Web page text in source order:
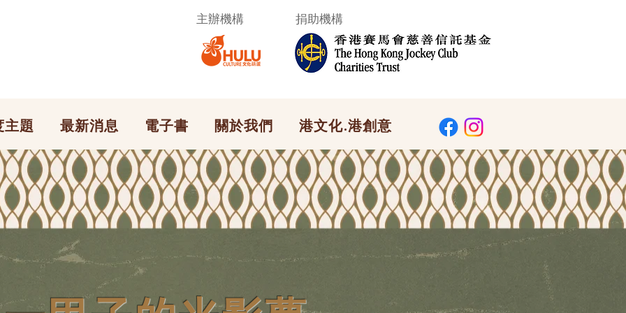
​主辦機構 捐助機構
主題 最新消息 電子書 關於我們 港文化.港創意